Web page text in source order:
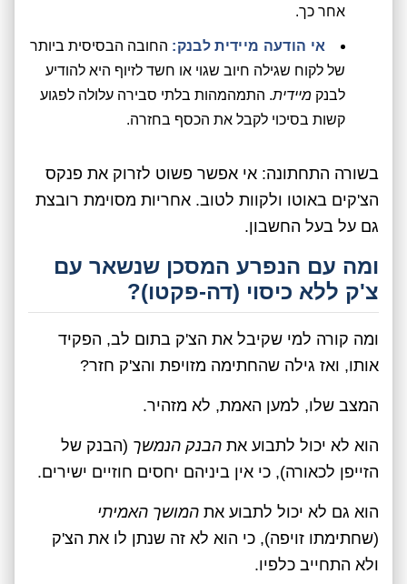
אחר כך.
אי הודעה מיידית לבנק: החובה הבסיסית ביותר
של לקוח שגילה חיוב שגוי או חשד לזיוף היא להודיע
לבנק מיידית. התמהמהות בלתי סבירה עלולה לפגוע
קשות בסיכוי לקבל את הכסף בחזרה.
בשורה התחתונה: אי אפשר פשוט לזרוק את פנקס
הצ'קים באוטו ולקוות לטוב. אחריות מסוימת רובצת
גם על בעל החשבון.
ומה עם הנפרע המסכן שנשאר עם
צ'ק ללא כיסוי (דה-פקטו)?
ומה קורה למי שקיבל את הצ'ק בתום לב, הפקיד
אותו, ואז גילה שהחתימה מזויפת והצ'ק חזר?
המצב שלו, למען האמת, לא מזהיר.
הוא לא יכול לתבוע את הבנק הנמשך (הבנק של
הזייפן לכאורה), כי אין ביניהם יחסים חוזיים ישירים.
הוא גם לא יכול לתבוע את המושך האמיתי
(שחתימתו זויפה), כי הוא לא זה שנתן לו את הצ'ק
ולא התחייב כלפיו.